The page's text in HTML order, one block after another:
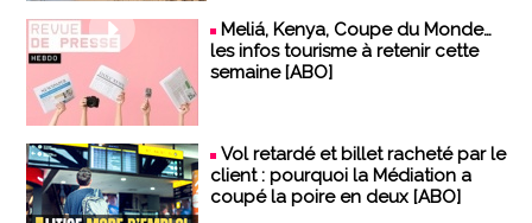
Meliá, Kenya, Coupe du Monde…
les infos tourisme à retenir cette
semaine [ABO]
Vol retardé et billet racheté par le
client : pourquoi la Médiation a
coupé la poire en deux [ABO]